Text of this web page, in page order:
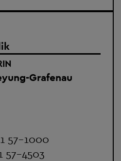
Grafenau
57-1000
57-4503